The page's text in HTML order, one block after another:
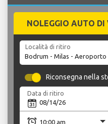
NOLEGGIO AUTO DI
Località di ritiro
Riconsegna nella
Data di ritiro